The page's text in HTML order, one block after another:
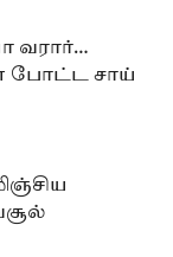
வரார்…
போட்ட சாய்
வசூல்